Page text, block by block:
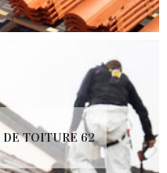
DE TOITURE 62